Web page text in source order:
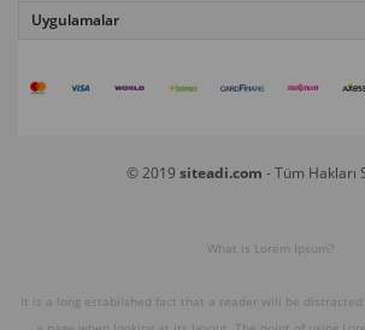
Uygulamalar
© 2019 siteadi.com - Tüm Hakları
What is Lorem Ipsum?
It is a long established fact that a reader will be